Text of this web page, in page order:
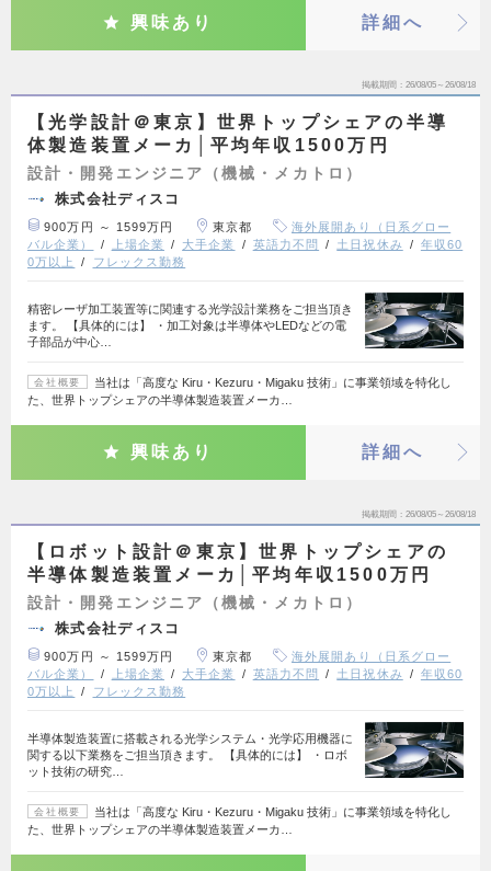
興味あり 詳細へ
掲載期間 26/08/05～26/08/18
【光学設計＠東京】世界トップシェアの半導
体製造装置メーカ│平均年収1500万円
設計・開発エンジニア（機械・メカトロ）
株式会社ディスコ
900万円 ～ 1599万円 東京都
海外展開あり（日系グロー
バル企業）
上場企業 大手企業 英語力不問 土日祝休み
年収60
0万以上
フレックス勤務
精密レーザ加工装置等に関連する光学設計業務をご担当頂き
ます。 【具体的には】 ・加工対象は半導体やLEDなどの電
子部品が中心…
会社概要
当社は「高度な Kiru・Kezuru・Migaku 技術」に事業領域を特化し
た、世界トップシェアの半導体製造装置メーカ…
興味あり 詳細へ
掲載期間 26/08/05～26/08/18
【ロボット設計＠東京】世界トップシェアの
半導体製造装置メーカ│平均年収1500万円
設計・開発エンジニア（機械・メカトロ）
株式会社ディスコ
900万円 ～ 1599万円 東京都
海外展開あり（日系グロー
バル企業）
上場企業 大手企業 英語力不問 土日祝休み
年収60
0万以上
フレックス勤務
半導体製造装置に搭載される光学システム・光学応用機器に
関する以下業務をご担当頂きます。 【具体的には】 ・ロボ
ット技術の研究…
会社概要
当社は「高度な Kiru・Kezuru・Migaku 技術」に事業領域を特化し
た、世界トップシェアの半導体製造装置メーカ…